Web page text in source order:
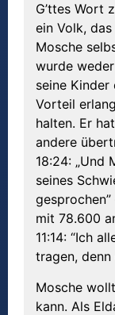
G’ttes Wort
ein Volk,
Mosche
wurde
seine
Vorteil
halten. Er
andere
18:24: „Und
seines
mit 78.600
11:14: “Ich
tragen, denn
Mosche
kann. Als